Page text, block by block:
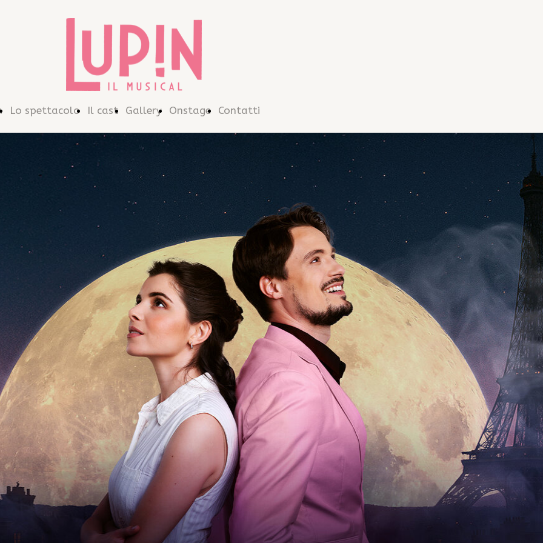
Lo spettacolo Il cast Gallery Onstage Contatti